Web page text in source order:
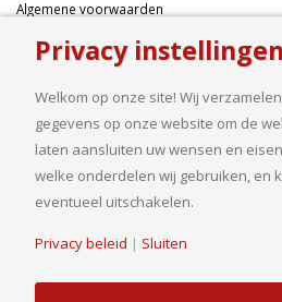
Algemene voorwaarden
Ondernemen betekent risico’s nemen,
samengesteld mogelijk. Of u nu een
goed financieel plan, uw bedrijf wilt
cijfers, uw jaarcijfers samengesteld wilt
Privacy instellingen
Welkom op onze site! Wij
gegevens op onze website om de
laten aansluiten uw wensen en
welke onderdelen wij gebruiken, en
eventueel uitschakelen.
Privacy beleid | Sluiten